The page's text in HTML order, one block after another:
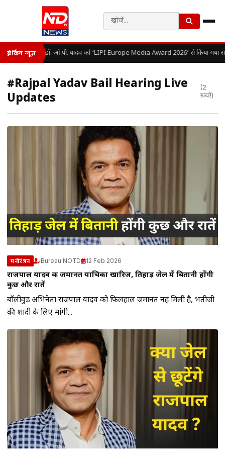
ब्रेकिंग न्यूज़ डॉ. ओ.पी. यादव को ‘LIPI Europe Media Award 2026’ से किया गया
#Rajpal Yadav Bail Hearing Live
Updates
(2
खबरें)
मनोरंजन Bureau NOTD 12 Feb 2026
राजपाल यादव की जमानत याचिका खारिज, तिहाड़ जेल में बितानी होंगी
कुछ और रातें
बॉलीवुड अभिनेता राजपाल यादव को फिलहाल जमानत नहीं मिली है, भतीजी
की शादी के लिए मांगी...